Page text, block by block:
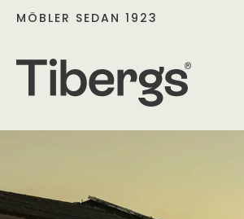
MÖBLER SEDAN 1923